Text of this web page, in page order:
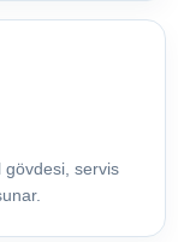
gövdesi, servis